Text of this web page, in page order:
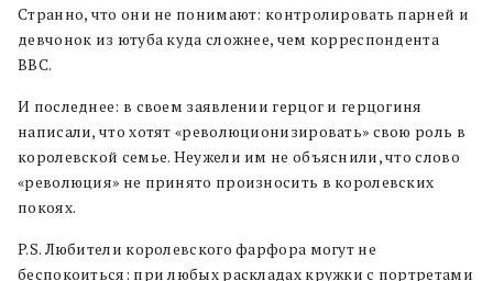
Странно, что они не понимают: контролировать парней и
девчонок из ютуба куда сложнее, чем корреспондента
BBC.
И последнее: в своем заявлении герцог и герцогиня
написали, что хотят «революционизировать» cвою роль в
королевской семье. Неужели им не объяснили, что слово
«революция» не принято произносить в королевских
покоях.
P.S. Любители королевского фарфора могут не
беспокоиться: при любых раскладах кружки с портретами